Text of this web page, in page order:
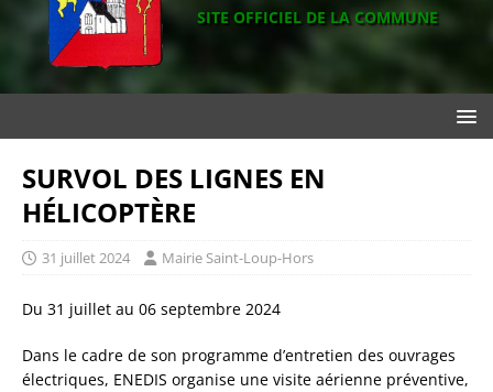
SITE OFFICIEL DE LA COMMUNE
SURVOL DES LIGNES EN
HÉLICOPTÈRE
31 juillet 2024 Mairie Saint-Loup-Hors
Du 31 juillet au 06 septembre 2024
Dans le cadre de son programme d’entretien des ouvrages
électriques, ENEDIS organise une visite aérienne préventive,